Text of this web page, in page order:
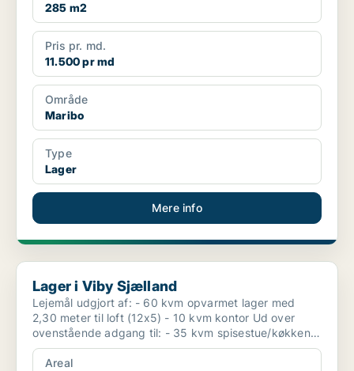
285 m2
Pris pr. md.
11.500 pr md
Område
Maribo
Type
Lager
Mere info
Lager i Viby Sjælland
Lager i Viby Sjælland
Lejemål udgjort af: - 60 kvm opvarmet lager med
2,30 meter til loft (12x5) - 10 kvm kontor Ud over
ovenstående adgang til: - 35 kvm spisestue/køkken
og...
Areal